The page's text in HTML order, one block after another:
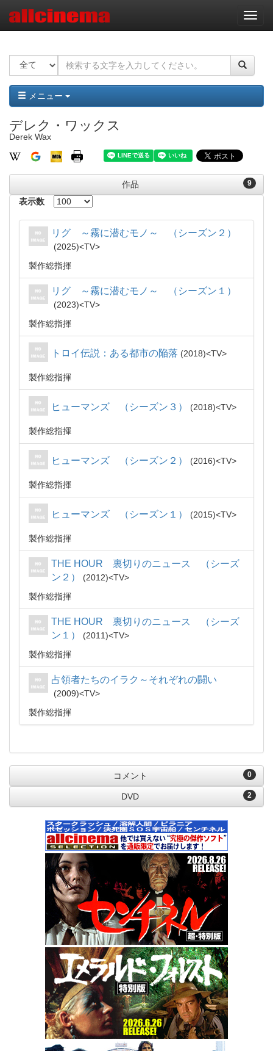
ナ
ビ
ー
ョ
ン
メニュー
デレク・ワックス
Derek Wax
9
作品
表示数
リグ ～霧に潜むモノ～ （シーズン２）
2025
TV
製作総指揮
リグ ～霧に潜むモノ～ （シーズン１）
2023
TV
製作総指揮
トロイ伝説：ある都市の陥落 2018 TV
製作総指揮
ヒューマンズ （シーズン３） 2018 TV
製作総指揮
ヒューマンズ （シーズン２） 2016 TV
製作総指揮
ヒューマンズ （シーズン１） 2015 TV
製作総指揮
THE HOUR 裏切りのニュース （シーズ
ン２）
2012
TV
製作総指揮
THE HOUR 裏切りのニュース （シーズ
ン１）
2011
TV
製作総指揮
占領者たちのイラク～それぞれの闘い
2009
TV
製作総指揮
0
コメント
2
DVD